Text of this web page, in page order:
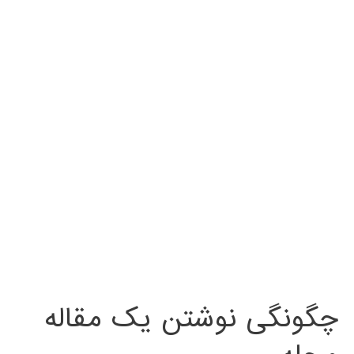
چگونگی نوشتن یک مقاله